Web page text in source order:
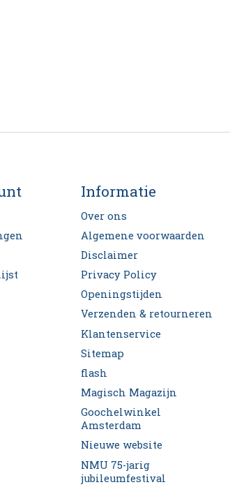
Informatie
Over ons
Algemene voorwaarden
Disclaimer
Privacy Policy
Openingstijden
Verzenden & retourneren
Klantenservice
Sitemap
flash
Magisch Magazijn
Goochelwinkel
Amsterdam
Nieuwe website
NMU 75-jarig
jubileumfestival